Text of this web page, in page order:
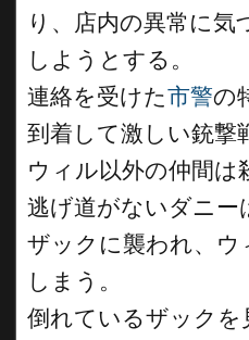
り、店内の異常に
しようとする。
連絡を受けた市警の
到着して激しい銃撃
ウィル以外の仲間は
逃げ道がないダニー
ザックに襲われ、ウ
しまう。
倒れているザック